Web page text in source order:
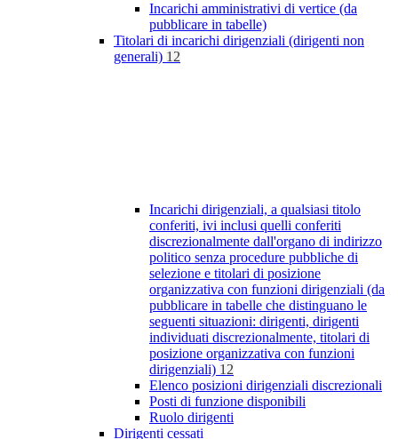
Incarichi amministrativi di vertice (da
pubblicare in tabelle)
Titolari di incarichi dirigenziali (dirigenti non
generali) 12
Incarichi dirigenziali, a qualsiasi titolo
conferiti, ivi inclusi quelli conferiti
discrezionalmente dall'organo di indirizzo
politico senza procedure pubbliche di
selezione e titolari di posizione
organizzativa con funzioni dirigenziali (da
pubblicare in tabelle che distinguano le
seguenti situazioni: dirigenti, dirigenti
individuati discrezionalmente, titolari di
posizione organizzativa con funzioni
dirigenziali) 12
Elenco posizioni dirigenziali discrezionali
Posti di funzione disponibili
Ruolo dirigenti
Dirigenti cessati